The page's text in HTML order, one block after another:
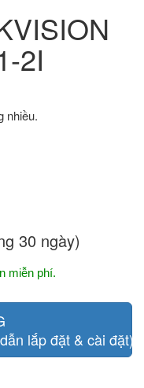
2I
nhiều.
30 ngày)
miễn phí.
lắp đặt & cài đặt)